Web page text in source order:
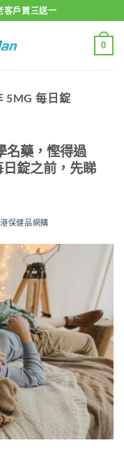
客戶買三送一
0
5MG 每日錠
名藥，慳得過
錠之前，先睇
保健品網購